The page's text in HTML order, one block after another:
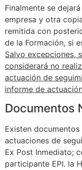
Finalmente se
empresa y otra
remitida con
de la Formación, si
Salvo excepciones,
considerará no
actuación de
informe de
Documentos
Existen
actuaciones de
Ex Post Inmediato;
participante EPI. la